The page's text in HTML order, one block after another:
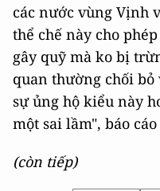
các nước vùng Vịnh
thể chế này cho
gây quỹ mà ko bị
quan thường chối
sự ủng hộ kiểu này
một sai lầm", báo
(còn tiếp)